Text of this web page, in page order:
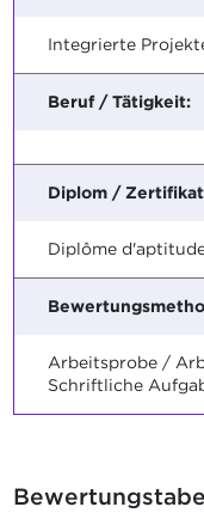
Integrierte
Beruf / Tätigkeit:
Diplom /
Diplôme
Arbeitsprobe /
Schriftliche